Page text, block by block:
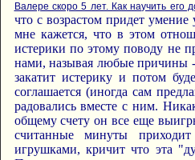
Валере скоро 5 лет. Как научить его
что с возрастом придет
мне кажется, что в этом
истерики по этому поводу не
нами, называя любые причины -
закатит истерику и потом
соглашается (иногда сам
радовались вместе с ним.
общему счету он все еще
считанные минуты
игрушками, кричит что эта